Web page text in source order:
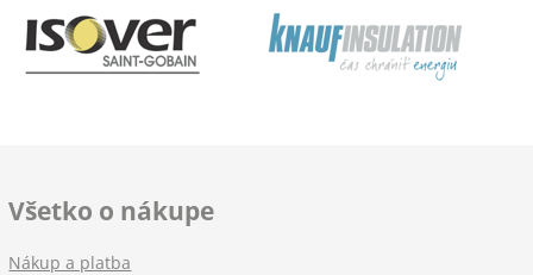
Všetko o nákupe
Nákup a platba